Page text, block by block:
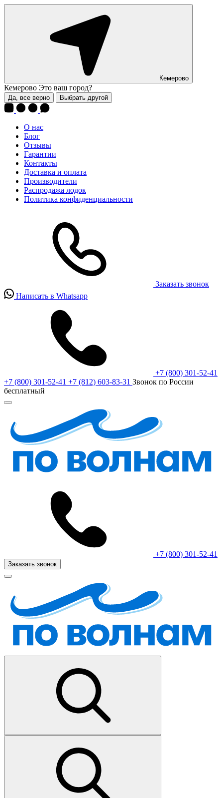
Кемерово
Кемерово Это ваш город?
Да, все верно Выбрать другой
О нас
Блог
Отзывы
Гарантии
Контакты
Доставка и оплата
Производители
Распродажа лодок
Политика конфиденциальности
Заказать звонок
Написать в Whatsapp
+7 (800) 301-52-41
+7 (800) 301-52-41 +7 (812) 603-83-31 Звонок по России
бесплатный
+7 (800) 301-52-41
Заказать звонок